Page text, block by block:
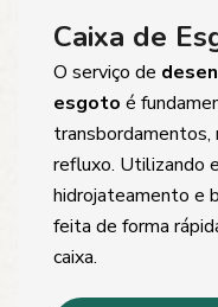
Caixa de
O serviço de
esgoto é
transbordamentos,
refluxo. Utilizando
hidrojateamento e
feita de forma
caixa.